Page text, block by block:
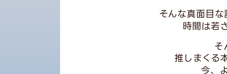
そんな真面目
時間は若
そ
推しまくる
今、